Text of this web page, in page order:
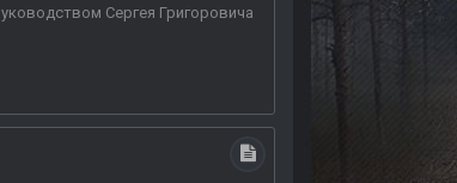
Сергея Григоровича